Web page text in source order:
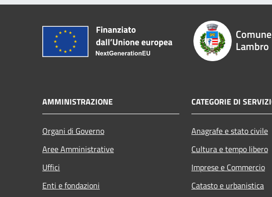
Lambro
AMMINISTRAZIONE
Organi di Governo
Aree Amministrative
Uffici
Enti e fondazioni
CATEGORIE DI
Anagrafe e stato civile
Cultura e tempo libero
Imprese e Commercio
Catasto e urbanistica